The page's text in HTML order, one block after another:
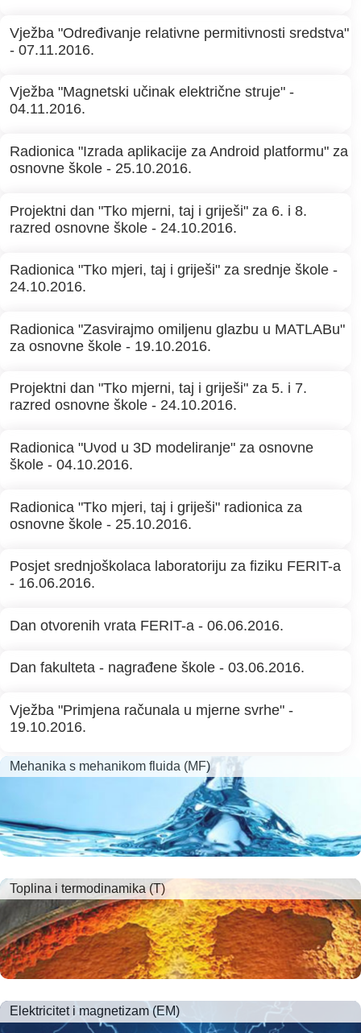
Vježba "Određivanje relativne permitivnosti sredstva"
- 07.11.2016.
Vježba "Magnetski učinak električne struje" -
04.11.2016.
Radionica "Izrada aplikacije za Android platformu" za
osnovne škole - 25.10.2016.
Projektni dan "Tko mjerni, taj i griješi" za 6. i 8.
razred osnovne škole - 24.10.2016.
Radionica "Tko mjeri, taj i griješi" za srednje škole -
24.10.2016.
Radionica "Zasvirajmo omiljenu glazbu u MATLABu"
za osnovne škole - 19.10.2016.
Projektni dan "Tko mjerni, taj i griješi" za 5. i 7.
razred osnovne škole - 24.10.2016.
Radionica "Uvod u 3D modeliranje" za osnovne
škole - 04.10.2016.
Radionica "Tko mjeri, taj i griješi" radionica za
osnovne škole - 25.10.2016.
Posjet srednjoškolaca laboratoriju za fiziku FERIT-a
- 16.06.2016.
Dan otvorenih vrata FERIT-a - 06.06.2016.
Dan fakulteta - nagrađene škole - 03.06.2016.
Vježba "Primjena računala u mjerne svrhe" -
19.10.2016.
Mehanika s mehanikom fluida (MF)
Toplina i termodinamika (T)
Elektricitet i magnetizam (EM)